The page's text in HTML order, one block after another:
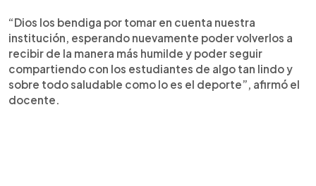
“Dios los bendiga por tomar en cuenta nuestra
institución, esperando nuevamente poder volverlos a
recibir de la manera más humilde y poder seguir
compartiendo con los estudiantes de algo tan lindo y
sobre todo saludable como lo es el deporte”, afirmó el
docente.